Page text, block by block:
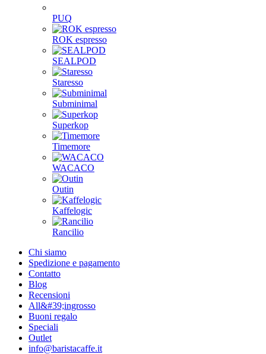
PUQ
ROK espresso
SEALPOD
Staresso
Subminimal
Superkop
Timemore
WACACO
Outin
Kaffelogic
Rancilio
Chi siamo
Spedizione e pagamento
Contatto
Blog
Recensioni
All&#39;ingrosso
Buoni regalo
Speciali
Outlet
info@baristacaffe.it